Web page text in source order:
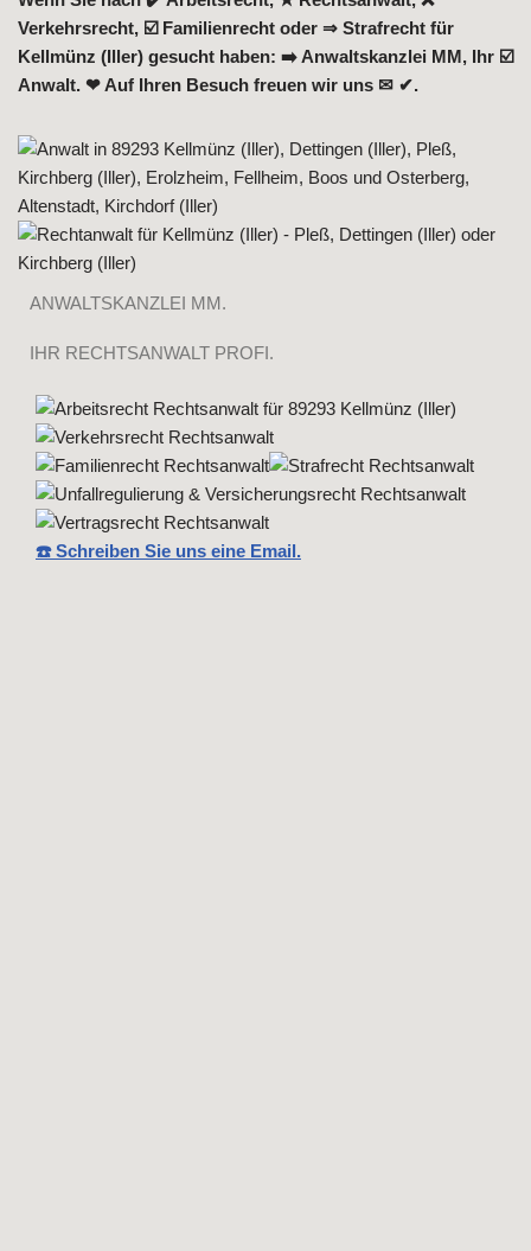
Verkehrsrecht, ☑️ Familienrecht oder ⇒ Strafrecht für
Kellmünz (Iller) gesucht haben: ➡️ Anwaltskanzlei MM, Ihr ☑️
Anwalt. ❤ Auf Ihren Besuch freuen wir uns ✉ ✔.
ANWALTSKANZLEI MM.
IHR RECHTSANWALT PROFI.
☎️ Schreiben Sie uns eine Email.